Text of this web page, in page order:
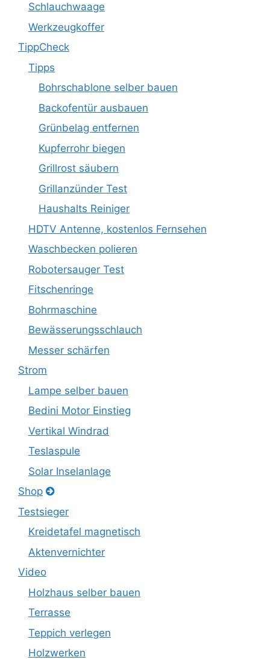
Schlauchwaage
Werkzeugkoffer
TippCheck
Tipps
Bohrschablone selber bauen
Backofentür ausbauen
Grünbelag entfernen
Kupferrohr biegen
Grillrost säubern
Grillanzünder Test
Haushalts Reiniger
HDTV Antenne, kostenlos Fernsehen
Waschbecken polieren
Robotersauger Test
Fitschenringe
Bohrmaschine
Bewässerungsschlauch
Messer schärfen
Strom
Lampe selber bauen
Bedini Motor Einstieg
Vertikal Windrad
Teslaspule
Solar Inselanlage
Shop
Testsieger
Kreidetafel magnetisch
Aktenvernichter
Video
Holzhaus selber bauen
Terrasse
Teppich verlegen
Holzwerken